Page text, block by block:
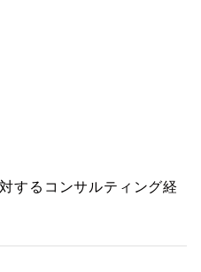
するコンサルティング経